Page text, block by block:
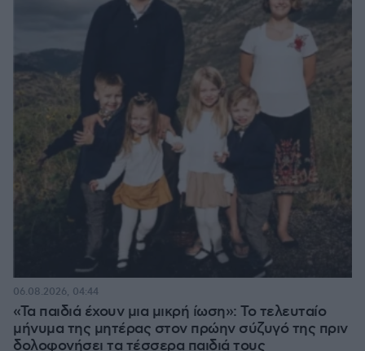
«Τα παιδιά έχουν μια μικρή ίωση»: Το τελευταίο
μήνυμα της μητέρας στον πρώην σύζυγό της πριν
δολοφονήσει τα τέσσερα παιδιά τους
06.08.2026, 04:44